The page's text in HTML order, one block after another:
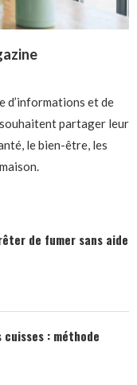
d’informations et de
partager leur
le bien-être, les
de fumer sans aide
: méthode